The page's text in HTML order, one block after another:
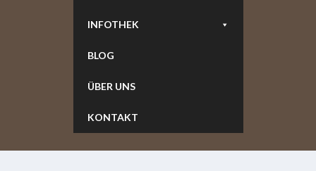
INFOTHEK
BLOG
ÜBER UNS
KONTAKT